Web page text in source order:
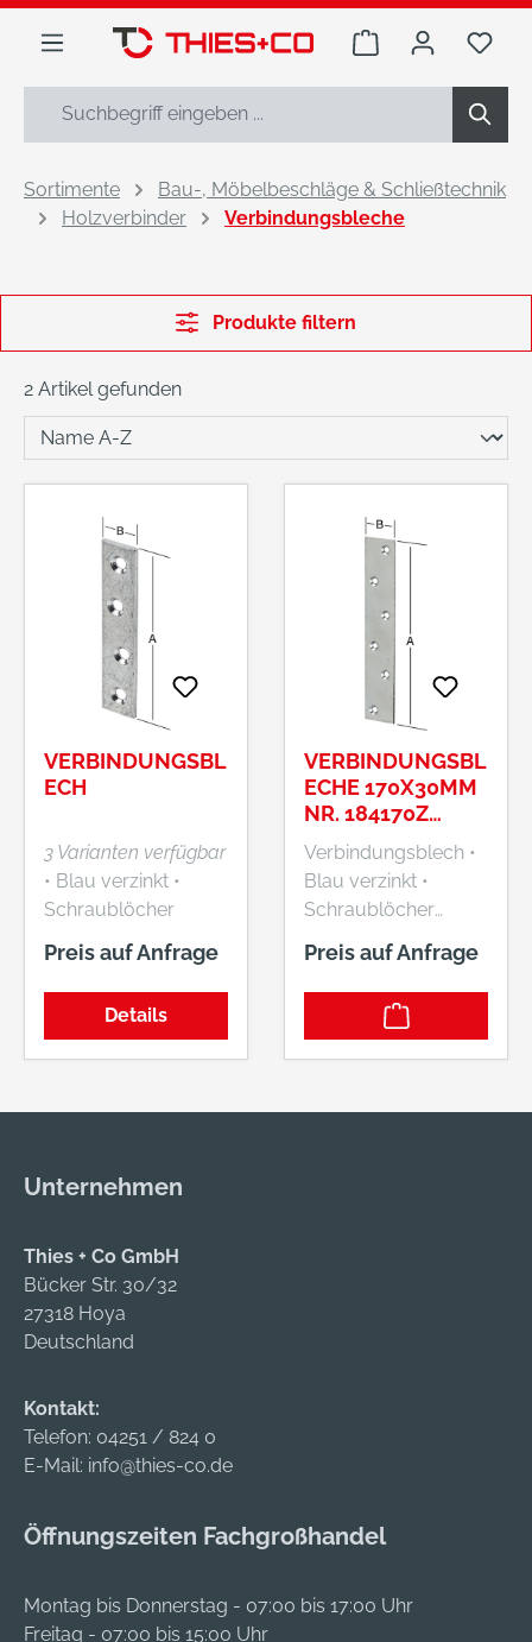
springen
Warenkorb Du
Sortimente
Bau-, Möbelbeschläge & Schließtechnik
Holzverbinder
Verbindungsbleche
Produkte filtern
2 Artikel gefunden
VERBINDUNGSBL
ECH
3 Varianten verfügbar
• Blau verzinkt •
Schraublöcher
versenkt
Preis auf Anfrage
Details
VERBINDUNGSBL
ECHE 170X30MM
NR. 184170Z
VORMANN
Verbindungsblech •
Blau verzinkt •
Schraublöcher
versenkt Hersteller:
August Vormann
GmbH & Co. KG,
Heilenbecker Str. 191
+4923339780,
Preis auf Anfrage
Unternehmen
Thies + Co GmbH
Bücker Str. 30/32
27318 Hoya
Deutschland
Kontakt:
Telefon: 04251 / 824 0
E-Mail: info@thies-co.de
Öffnungszeiten Fachgroßhandel
Montag bis Donnerstag - 07:00 bis 17:00 Uhr
Freitag - 07:00 bis 15:00 Uhr